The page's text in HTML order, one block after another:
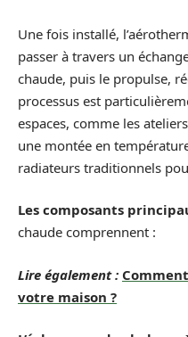
Une fois installé,
passer à travers un
chaude, puis le propulse,
processus est
espaces, comme les
une montée en
radiateurs traditionnels
Les composants
chaude comprennent :
Lire également :
votre maison ?